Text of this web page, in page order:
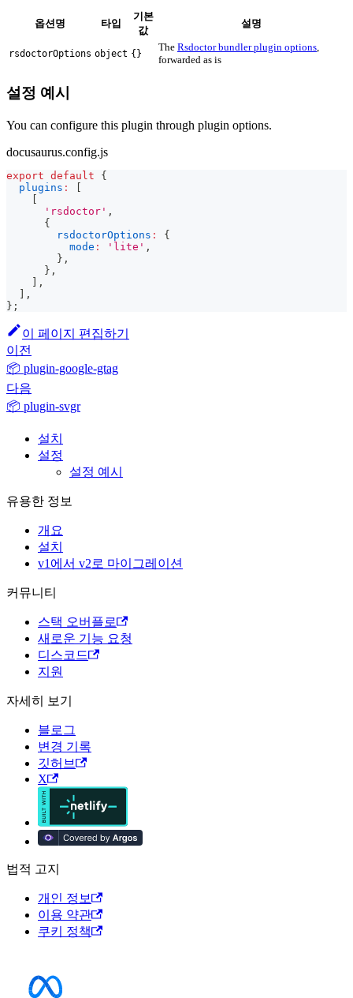
옵션명 타입
기본
값
설명
rsdoctorOptions object {}
The Rsdoctor bundler plugin options
forwarded as is
설정 예시
You can configure this plugin through plugin options.
docusaurus.config.js
export default
{
plugins :
'rsdoctor' ,
{
rsdoctorOptions :
{
mode : 'lite' ,
} ,
} ,
,
,
} ;
이 페이지 편집하기
이전
📦 plugin-google-gtag
다음
📦 plugin-svgr
설치
설정
설정 예시
유용한 정보
개요
설치
v1에서 v2로 마이그레이션
커뮤니티
스택 오버플로
새로운 기능 요청
디스코드
지원
자세히 보기
블로그
변경 기록
깃허브
X
법적 고지
개인 정보
이용 약관
쿠키 정책